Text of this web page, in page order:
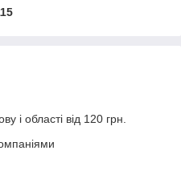
і області від 120 грн.